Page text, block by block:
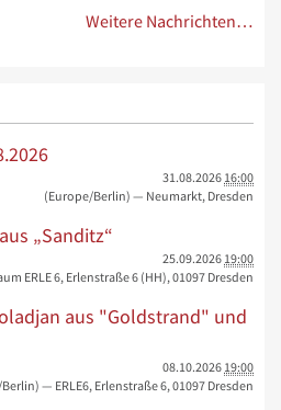
Weitere Nachrichten…
31.08.2026 16:00
(Europe/Berlin) — Neumarkt, Dresden
„Sanditz“
25.09.2026 19:00
ERLE 6, Erlenstraße 6 (HH), 01097 Dresden
aus "Goldstrand" und
08.10.2026 19:00
— ERLE6, Erlenstraße 6, 01097 Dresden